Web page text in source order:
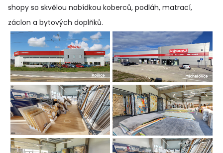
shopy so skvělou nabídkou koberců, podláh, matrací,
záclon a bytových doplňků.